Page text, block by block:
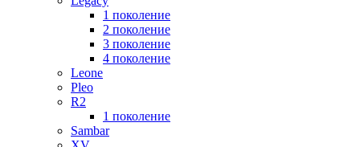
1 поколение
2 поколение
3 поколение
4 поколение
Leone
Pleo
R2
1 поколение
Sambar